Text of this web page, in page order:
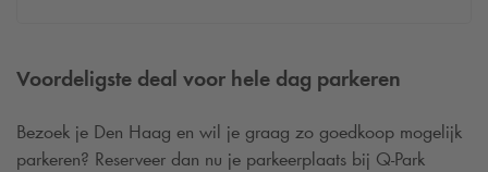
Voordeligste deal voor hele dag parkeren
Bezoek je Den Haag en wil je graag zo goedkoop mogelijk
parkeren? Reserveer dan nu je parkeerplaats bij Q-Park